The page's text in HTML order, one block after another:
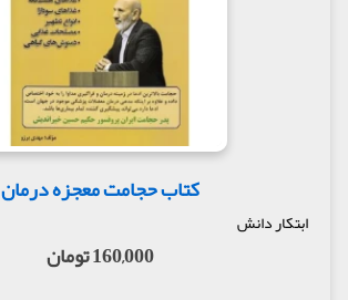
کتاب حجامت معجزه درمان
ابتکار دانش
160,000 تومان